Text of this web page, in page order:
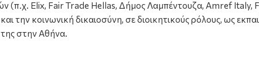
(π.χ. Elix, Fair Trade Hellas, Δήμος Λαμπέντουζα, Amref
την κοινωνική δικαιοσύνη, σε διοικητικούς ρόλους, ως
της στην Αθήνα.